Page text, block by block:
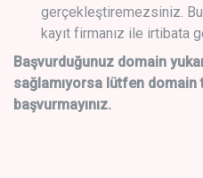
gerçekleştiremezsiniz.
kayıt firmanız ile irtibata
Başvurduğunuz domain
sağlamıyorsa lütfen
başvurmayınız.